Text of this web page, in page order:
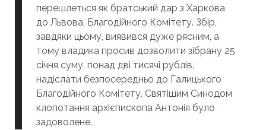
перешлеться як братський дар з Харкова
до Львова, Благодійного Комітету. Збір,
завдяки цьому, виявився дуже рясним, а
тому владика просив дозволити зібрану 25
січня суму, понад дві тисячі рублів,
надіслати безпосередньо до Галицького
Благодійного Комітету. Святішим Синодом
клопотання архієпископа Антонія було
задоволене.